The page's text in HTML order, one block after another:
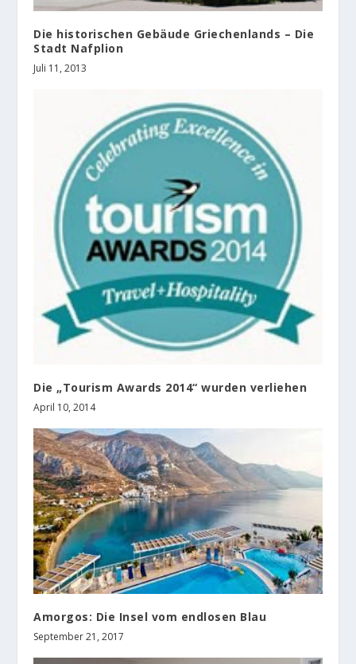
Die historischen Gebäude Griechenlands – Die
Stadt Nafplion
Juli 11, 2013
Die „Tourism Awards 2014“ wurden verliehen
April 10, 2014
Amorgos: Die Insel vom endlosen Blau
September 21, 2017